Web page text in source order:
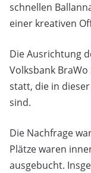
schnellen
einer kreativen
Die Ausrichtung
Volksbank
statt, die in
sind.
Die Nachfrage
Plätze waren
ausgebucht.